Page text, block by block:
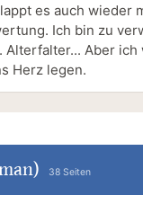
es auch wieder
Ich bin zu
Alterfalter... Aber ich
Herz legen.
38 Seiten